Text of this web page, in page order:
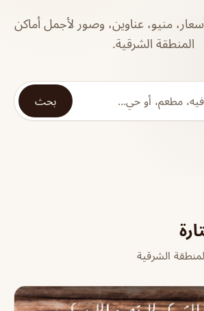
منيو، عناوين، وصور لأجمل أماكن
المنطقة الشرقية.
بحث
الشرقية